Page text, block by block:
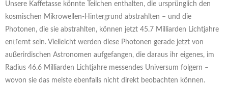
Unsere Kaffetasse könnte Teilchen enthalten, die ursprünglich den
kosmischen Mikrowellen-Hintergrund abstrahlten – und die
Photonen, die sie abstrahlten, können jetzt 45.7 Milliarden Lichtjahre
entfernt sein. Vielleicht werden diese Photonen gerade jetzt von
außerirdischen Astronomen aufgefangen, die daraus ihr eigenes, im
Radius 46.6 Milliarden Lichtjahre messendes Universum folgern –
wovon sie das meiste ebenfalls nicht direkt beobachten können.